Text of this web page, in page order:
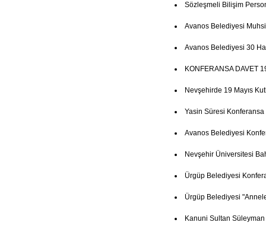
Sözleşmeli Bilişim
Avanos Belediyesi
Avanos Belediyesi 30
KONFERANSA DAVET
Nevşehirde 19 Mayıs
Yasin Süresi Konferansa
Avanos Belediyesi
Nevşehir Üniversitesi
Ürgüp Belediyesi
Ürgüp Belediyesi
Kanuni Sultan